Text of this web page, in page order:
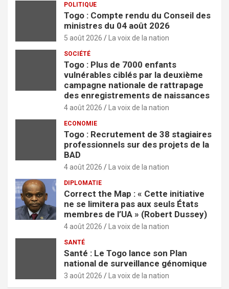
POLITIQUE
Togo : Compte rendu du Conseil des
ministres du 04 août 2026
5 août 2026 La voix de la nation
SOCIÉTÉ
Togo : Plus de 7000 enfants
vulnérables ciblés par la deuxième
campagne nationale de rattrapage
des enregistrements de naissances
4 août 2026 La voix de la nation
ECONOMIE
Togo : Recrutement de 38 stagiaires
professionnels sur des projets de la
BAD
4 août 2026 La voix de la nation
DIPLOMATIE
Correct the Map : « Cette initiative
ne se limitera pas aux seuls États
membres de l’UA » (Robert Dussey)
4 août 2026 La voix de la nation
SANTÉ
Santé : Le Togo lance son Plan
national de surveillance génomique
3 août 2026 La voix de la nation